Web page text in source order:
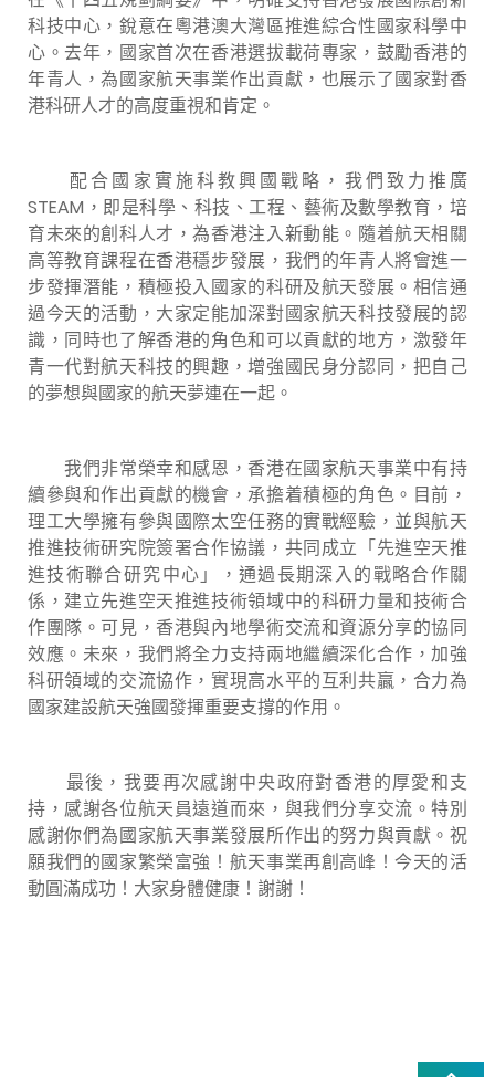
科技中心，銳意在粵港澳大灣區推進綜合性國家科學中
心。去年，國家首次在香港選拔載荷專家，鼓勵香港的
年青人，為國家航天事業作出貢獻，也展示了國家對香
港科研人才的高度重視和肯定。
配合國家實施科教興國戰略，我們致力推廣
STEAM ， 即是科學、科技、工程、藝術及數學教育，培
育未來的創科人才，為香港注入新動能。隨着航天相關
高等教育課程在香港穩步發展，我們的年青人將會進一
步發揮潛能，積極投入國家的科研及航天發展。相信通
過今天的活動，大家定能加深對國家航天科技發展的認
識，同時也了解香港的角色和可以貢獻的地方，激發年
青一代對航天科技的興趣，增強國民身分認同，把自己
的夢想與國家的航天夢連在一起。
我們非常榮幸和感恩，香港在國家航天事業中有持
續參與和作出貢獻的機會，承擔着積極的角色。目前，
理工大學擁有參與國際太空任務的實戰經驗，並與航天
推進技術研究院簽署合作協議，共同成立「先進空天推
進技術聯合研究中心」，通過長期深入的戰略合作關
係，建立先進空天推進技術領域中的科研力量和技術合
作團隊。可見，香港與內地學術交流和資源分享的協同
效應。未來，我們將全力支持兩地繼續深化合作，加強
科研領域的交流協作，實現高水平的互利共贏，合力為
國家建設航天強國發揮重要支撐的作用。
最後，我要再次感謝中央政府對香港的厚愛和支
持，感謝各位航天員遠道而來，與我們分享交流。特別
感謝你們為國家航天事業發展所作出的努力與貢獻。祝
願我們的國家繁榮富強！航天事業再創高峰！今天的活
動圓滿成功！大家身體健康！謝謝！